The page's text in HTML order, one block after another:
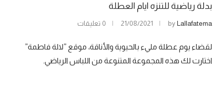
بدلة رياضية للتنزه ايام العطلة
byLallafatema
21/08/2021 0 تعليقات
لقضاء يوم عطلة مليء بالحيوية والأناقة، موقع ”لالة فاطمة”
اختارت لك هذه المجموعة المتنوعة من اللباس الرياضي.